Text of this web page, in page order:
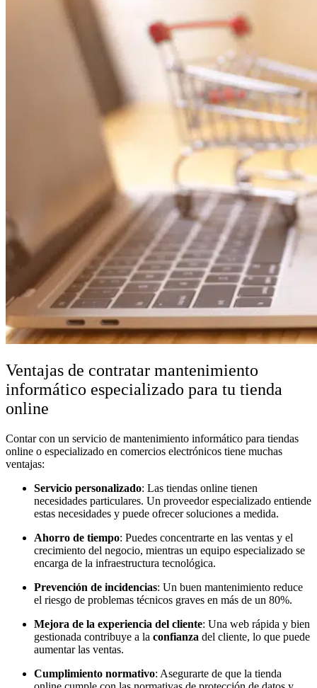
Ventajas de contratar mantenimiento
informático especializado para tu tienda
online
Contar con un servicio de mantenimiento informático para tiendas
online o especializado en comercios electrónicos tiene muchas
ventajas:
Servicio personalizado: Las tiendas online tienen
necesidades particulares. Un proveedor especializado entiende
estas necesidades y puede ofrecer soluciones a medida.
Ahorro de tiempo: Puedes concentrarte en las ventas y el
crecimiento del negocio, mientras un equipo especializado se
encarga de la infraestructura tecnológica.
Prevención de incidencias: Un buen mantenimiento reduce
el riesgo de problemas técnicos graves en más de un 80%.
Mejora de la experiencia del cliente: Una web rápida y bien
gestionada contribuye a la confianza del cliente, lo que puede
aumentar las ventas.
Cumplimiento normativo: Asegurarte de que la tienda